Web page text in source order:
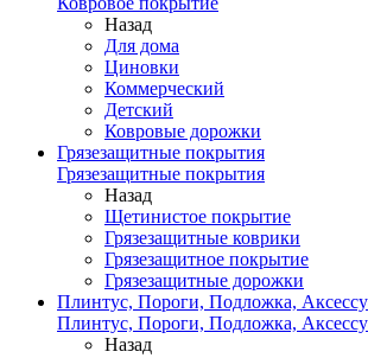
Назад
Для дома
Циновки
Коммерческий
Детский
Ковровые дорожки
Грязезащитные покрытия
Грязезащитные покрытия
Назад
Щетинистое покрытие
Грязезащитные коврики
Грязезащитное покрытие
Грязезащитные дорожки
Плинтус, Пороги, Подложка,
Плинтус, Пороги, Подложка,
Назад